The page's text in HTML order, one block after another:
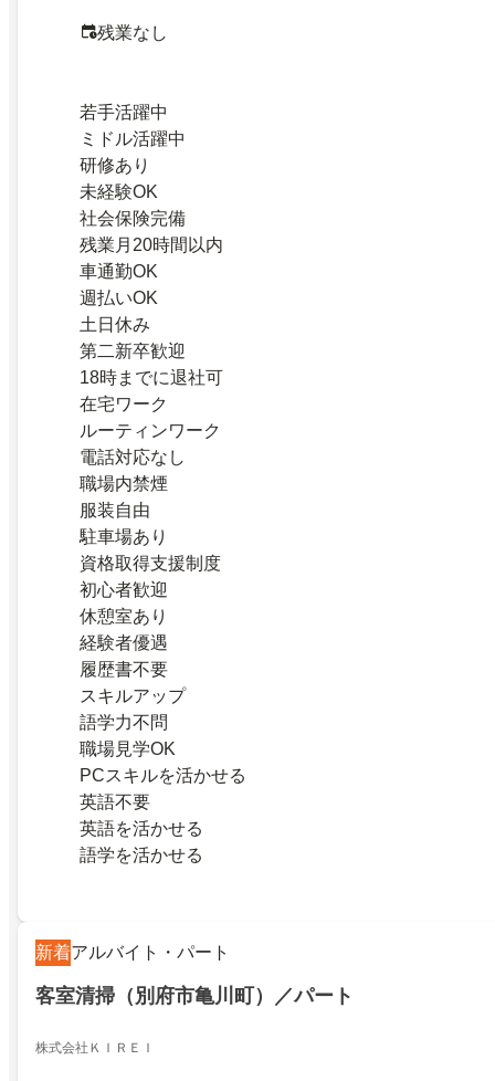
残業なし
若手活躍中
ミドル活躍中
研修あり
未経験OK
社会保険完備
残業月20時間以内
車通勤OK
週払いOK
土日休み
第二新卒歓迎
18時までに退社可
在宅ワーク
ルーティンワーク
電話対応なし
職場内禁煙
服装自由
駐車場あり
資格取得支援制度
初心者歓迎
休憩室あり
経験者優遇
履歴書不要
スキルアップ
語学力不問
職場見学OK
PCスキルを活かせる
英語不要
英語を活かせる
語学を活かせる
新着アルバイト・パート
客室清掃（別府市亀川町）／パート
株式会社ＫＩＲＥＩ